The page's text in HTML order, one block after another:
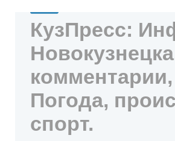
КузПресс:
Погода,
спорт.